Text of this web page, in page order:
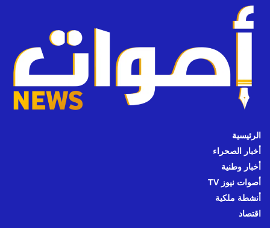
الرئيسية
أخبار الصحراء
أخبار وطنية
أصوات نيوز TV
أنشطة ملكية
اقتصاد